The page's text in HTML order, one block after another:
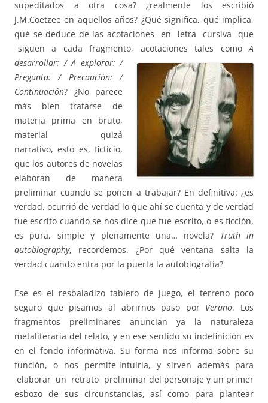
supeditados a otra cosa? ¿realmente los escribió
J.M.Coetzee en aquellos años? ¿Qué significa, qué implica,
qué se deduce de las acotaciones en letra cursiva que
siguen a cada fragmento, acotaciones tales comoA
desarrollar: / A explorar: /
Pregunta: / Precaución: /
Continuación? ¿No parece
más bien tratarse de
materia prima en bruto,
material quizá
narrativo, esto es, ficticio,
que los autores de novelas
elaboran de manera
preliminar cuando se ponen a trabajar? En definitiva: ¿es
verdad, ocurrió de verdad lo que ahí se cuenta y de verdad
fue escrito cuando se nos dice que fue escrito, o es ficción,
es pura, simple y plenamente una… novela? Truth in
autobiography, recordemos. ¿Por qué ventana salta la
verdad cuando entra por la puerta la autobiografía?
Ese es el resbaladizo tablero de juego, el terreno poco
seguro que pisamos al abrirnos paso por Verano. Los
fragmentos preliminares anuncian ya la naturaleza
metaliteraria del relato, y en ese sentido su indefinición es
en el fondo informativa. Su forma nos informa sobre su
función, o nos permite intuirla, y sirven además para
elaborar un retrato preliminar del personaje y un primer
esbozo de sus circunstancias, así como para plantear